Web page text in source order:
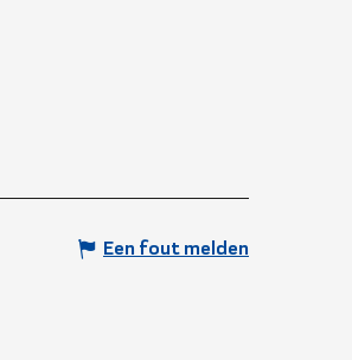
Een fout melden